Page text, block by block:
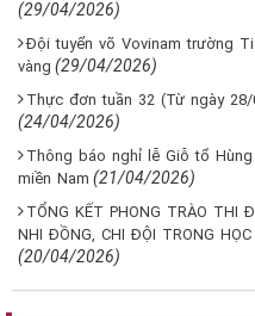
(29/04/2026)
Đội tuyển võ Vovinam trường
vàng (29/04/2026)
Thực đơn tuần 32 (Từ ngày
(24/04/2026)
Thông báo nghỉ lễ Giỗ tổ
miền Nam (21/04/2026)
TỔNG KẾT PHONG TRÀO THI
NHI ĐỒNG, CHI ĐỘI TRONG
(20/04/2026)